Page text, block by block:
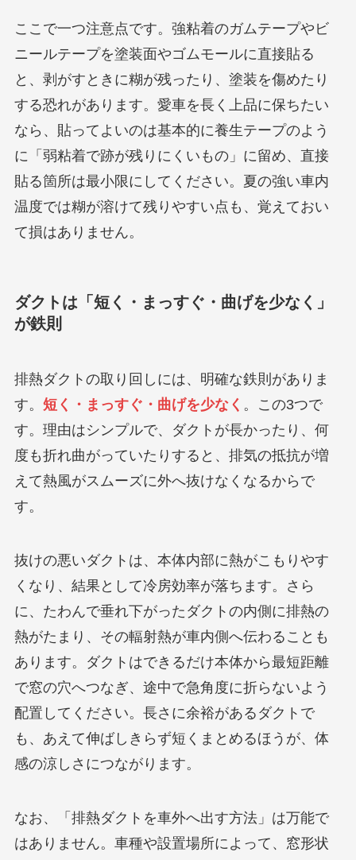
ここで一つ注意点です。強粘着のガムテープやビ
ニールテープを塗装面やゴムモールに直接貼る
と、剥がすときに糊が残ったり、塗装を傷めたり
する恐れがあります。愛車を長く上品に保ちたい
なら、貼ってよいのは基本的に養生テープのよう
に「弱粘着で跡が残りにくいもの」に留め、直接
貼る箇所は最小限にしてください。夏の強い車内
温度では糊が溶けて残りやすい点も、覚えておい
て損はありません。
ダクトは「短く・まっすぐ・曲げを少なく」
が鉄則
排熱ダクトの取り回しには、明確な鉄則がありま
す。 短く・まっすぐ・曲げを少なく 。この3つで
す。理由はシンプルで、ダクトが長かったり、何
度も折れ曲がっていたりすると、排気の抵抗が増
えて熱風がスムーズに外へ抜けなくなるからで
す。
抜けの悪いダクトは、本体内部に熱がこもりやす
くなり、結果として冷房効率が落ちます。さら
に、たわんで垂れ下がったダクトの内側に排熱の
熱がたまり、その輻射熱が車内側へ伝わることも
あります。ダクトはできるだけ本体から最短距離
で窓の穴へつなぎ、途中で急角度に折らないよう
配置してください。長さに余裕があるダクトで
も、あえて伸ばしきらず短くまとめるほうが、体
感の涼しさにつながります。
なお、「排熱ダクトを車外へ出す方法」は万能で
はありません。車種や設置場所によって、窓形状